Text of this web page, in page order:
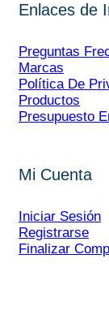
Enlaces de
Preguntas
Marcas
Política De
Productos
Presupuesto
Mi Cuenta
Iniciar Sesión
Registrarse
Finalizar